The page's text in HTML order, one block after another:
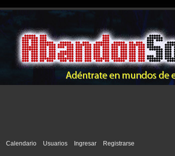
Calendario Usuarios Ingresar Registrarse